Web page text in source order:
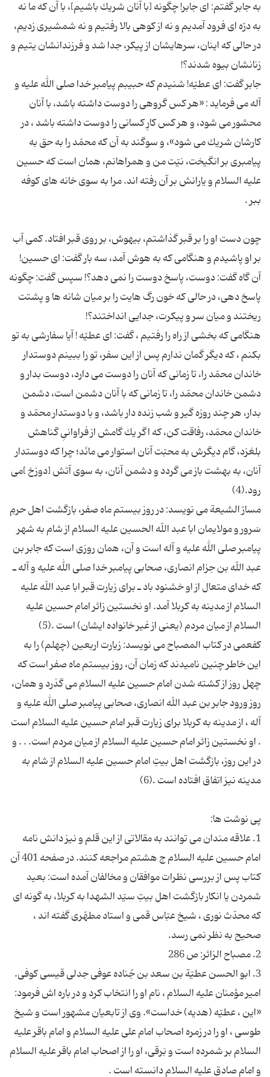
به جابر گفتم: اى جابر! چگونه [با آنان شریك باشیم]، با آن كه ما نه
به درّه اى فرود آمدیم و نه از كوهى بالا رفتیم و نه شمشیرى زدیم،
در حالى كه اینان، سرهایشان از پیكر، جدا شد و فرزندانشان یتیم و
جابر گفت: اى عطیّه! شنیدم كه حبیبم پیامبر خدا صلى الله علیه و
آله مى فرماید : «هر كس گروهى را دوست داشته باشد، با آنان
محشور مى شود، و هر كس كارِ كسانى را دوست داشته باشد ، در
كارشان شریك مى شود»، و سوگند به آن كه محمّد را به حق به
پیامبرى بر انگیخت، نیّت من و همراهانم، همان است كه حسین
علیه السلام و یارانش بر آن رفته اند. مرا به سوى خانه هاى كوفه
چون دست او را بر قبر گذاشتم، بیهوش، بر روى قبر افتاد. كمی آب
بر او پاشیدم و هنگامى كه به هوش آمد، سه بار گفت: اى حسین!
آن گاه گفت: دوست، پاسخ دوست را نمى دهد؟! سپس گفت: چگونه
پاسخ دهى، در حالى كه خون رگ هایت را بر میان شانه ها و پشتت
هنگامى كه بخشى از راه را رفتیم ، گفت: اى عطیّه ! آیا سفارشى به تو
بكنم ، كه دیگر گمان ندارم پس از این سفر، تو را ببینم دوستدار
خاندان محمّد را، تا زمانى كه آنان را دوست مى دارد، دوست بدار و
دشمن خاندان محمّد را، تا زمانى كه با آنان دشمن است، دشمن
بدار، هر چند روزه گیر و شب زنده دار باشد، و با دوستدار محمّد و
خاندان محمّد، رفاقت كن، كه اگر یك گامش از فراوانىِ گناهش
بلغزد، گام دیگرش به محبّت آنان استوار مى مانَد؛ چرا كه دوستدار
آنان، به بهشت باز مى گردد و دشمن آنان، به سوى آتش [دوزخ ]مى
مسارّ الشیعة می نویسد: در روز بیستم ماه صفر، بازگشت اهل حرمِ
سَرور و مولایمان ابا عبد اللّه الحسین علیه السلام از شام به شهر
پیامبر صلى الله علیه و آله است و آن، همان روزى است كه جابر بن
عبد اللّه بن حِزام انصارى، صحابى پیامبر خدا صلى الله علیه و آله ـ
كه خداى متعال از او خشنود باد ـ براى زیارت قبر ابا عبد اللّه علیه
السلام از مدینه به كربلا آمد. او نخستین زائر امام حسین علیه
كفعمى در کتاب المصباح می نویسد: زیارت اربعین (چهلم) را به
این خاطر چنین نامیدند كه زمان آن، روز بیستم ماه صفر است كه
چهل روز از كشته شدن امام حسین علیه السلام مى گذرد و همان،
روز ورود جابر بن عبد اللّه انصارى، صحابى پیامبر صلى الله علیه و
آله ، از مدینه به كربلا براى زیارت قبر امام حسین علیه السلام است
. او نخستین زائر امام حسین علیه السلام از میان مردم است. . . و
در این روز، بازگشت اهل بیتِ امام حسین علیه السلام از شام به
1. علاقه مندان می توانند به مقالاتی از این قلم و نیز دانش نامه
امام حسین علیه السلام ج هشتم مراجعه کنند. در صفحه 401 آن
کتاب پس از بررسی نظرات موافقان و مخالفان آمده است: بعید
شمردن یا انكار بازگشت اهل بیتِ سیّد الشهدا به كربلا، به گونه اى
كه محدّث نورى ، شیخ عبّاس قمى و استاد مطهّرى گفته اند ،
3. ابو الحسن عطیّة بن سعد بن جُناده عوفى جدلى قیسى كوفى.
امیر مؤمنان علیه السلام ، نام او را انتخاب كرد و در باره اش فرمود:
«این ، عطیّه (هدیه) خداست». وى از تابعیان مشهور است و شیخ
طوسى ، او را در زمره اصحاب امام على علیه السلام و امام باقر علیه
السلام بر شمرده است و بَرقى، او را از اصحاب امام باقر علیه السلام